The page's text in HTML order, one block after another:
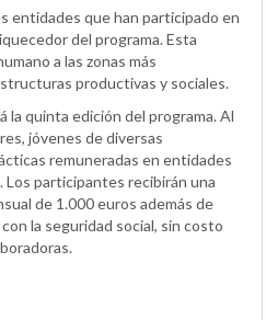
entidades que han participado en
del programa. Esta
a las zonas más
productivas y sociales.
la quinta edición del programa. Al
jóvenes de diversas
remuneradas en entidades
Los participantes recibirán una
de 1.000 euros además de
la seguridad social, sin costo